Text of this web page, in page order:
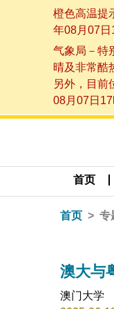
橙色高温提
年08月07
气象局－特
晴及非常酷
另外，目前
08月07日
首页
首页 专
澳大与
澳门大学